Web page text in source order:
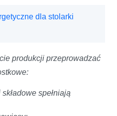
dla stolarki
produkcji przeprowadzać
spełniają